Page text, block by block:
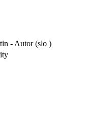
- Autor (slo )